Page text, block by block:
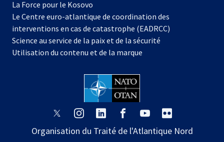
nouvel
onglet
La Force pour le Kosovo
dans
un
nouvel
onglet
Le Centre euro-atlantique de coordination des
interventions en cas de catastrophe (EADRCC)
Science au service de la paix et de la sécurité
Utilisation du contenu et de la marque
s’ouvre
un
s’ouvre
un
s’ouvre
un
s’ouvre
un
s’ouvre
un
un
Organisation du Traité de l'Atlantique Nord